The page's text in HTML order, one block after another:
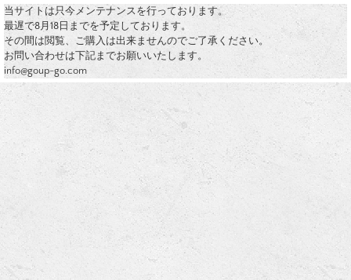
当サイトは只今メンテナンスを行っております。
最遅で8月18日までを予定しております。
その間は閲覧、ご購入は出来ませんのでご了承ください。
お問い合わせは下記までお願いいたします。
info@goup-go.com